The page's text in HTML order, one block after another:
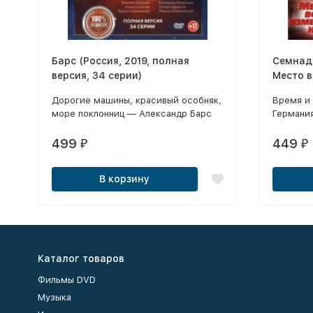
Барс (Россия, 2019, полная
версия, 34 серии)
​Дорогие машины, красивый особняк,
море поклонниц — Александр Барс
атрибутами роскошной жизни.
499 ₽
В корзину
Место
Время и
449₽
Каталог товаров
Фильмы DVD
Музыка